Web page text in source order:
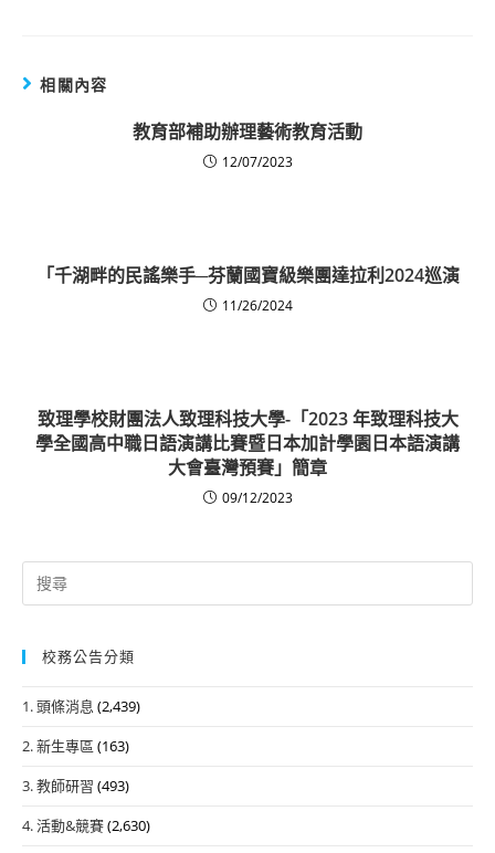
相關內容
教育部補助辦理藝術教育活動
12/07/2023
「千湖畔的民謠樂手─芬蘭國寶級樂團達拉利2024巡演
11/26/2024
致理學校財團法人致理科技大學-「2023 年致理科技大
學全國高中職日語演講比賽暨日本加計學園日本語演講
大會臺灣預賽」簡章
09/12/2023
Search
for:
校務公告分類
1. 頭條消息 (2,439)
2. 新生專區 (163)
3. 教師研習 (493)
4. 活動&競賽(2,630)